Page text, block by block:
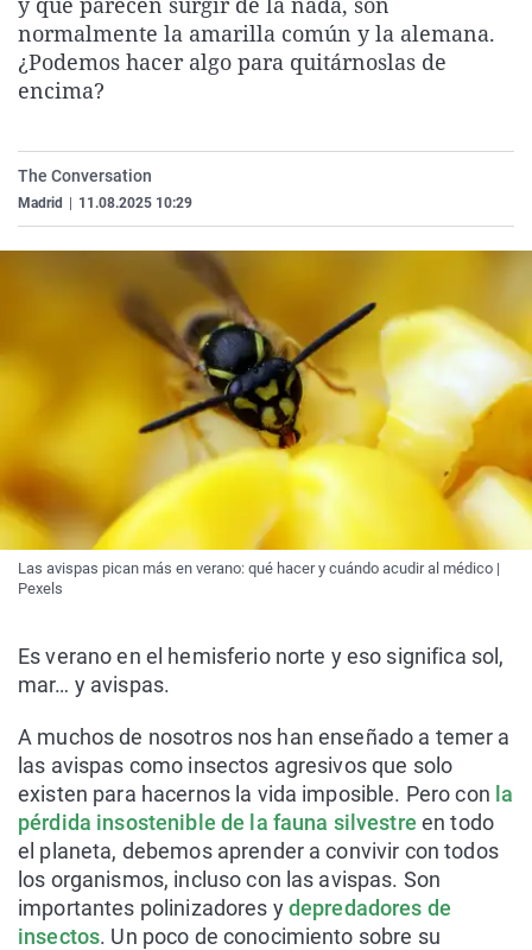
La rosa de los
Gente viajera
Caso
Retornados
Extremadura
Galicia
Virales
Televisión
normalmente la amarilla común y la alemana.
¿Podemos hacer algo para quitárnoslas de
encima?
The Conversation
Madrid 11.08.2025 10:29
Las avispas pican más en verano: qué hacer y cuándo acudir al médico |
Pexels
Es verano en el hemisferio norte y eso significa sol,
mar… y avispas.
A muchos de nosotros nos han enseñado a temer a
las avispas como insectos agresivos que solo
existen para hacernos la vida imposible. Pero con la
pérdida insostenible de la fauna silvestre en todo
el planeta, debemos aprender a convivir con todos
los organismos, incluso con las avispas. Son
importantes polinizadores ydepredadores de
insectos. Un poco de conocimiento sobre su